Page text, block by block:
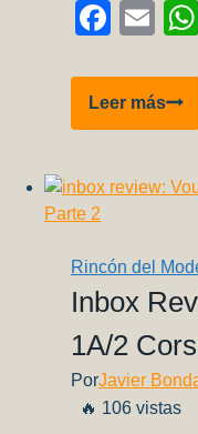
Leer más
Rincón del
Inbox
1A/2
PorJavier
🔥 106 vistas